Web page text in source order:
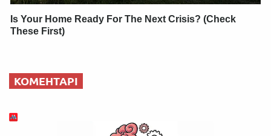
Is Your Home Ready For The Next Crisis? (Check
These First)
КОМЕНТАРІ